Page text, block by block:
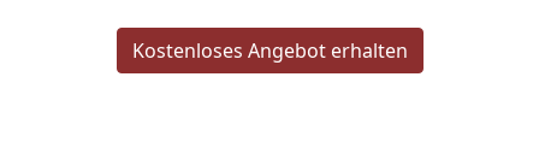
Kostenloses Angebot erhalten